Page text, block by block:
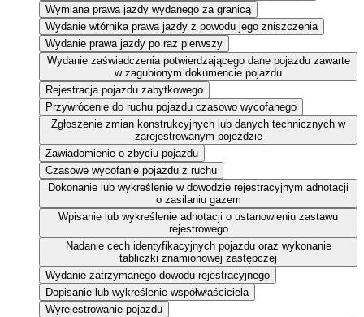
Wymiana prawa jazdy wydanego za granicą
Wydanie wtórnika prawa jazdy z powodu jego zniszczenia
Wydanie prawa jazdy po raz pierwszy
Wydanie zaświadczenia potwierdzającego dane pojazdu zawarte
w zagubionym dokumencie pojazdu
Rejestracja pojazdu zabytkowego
Przywrócenie do ruchu pojazdu czasowo wycofanego
Zgłoszenie zmian konstrukcyjnych lub danych technicznych w
zarejestrowanym pojeździe
Zawiadomienie o zbyciu pojazdu
Czasowe wycofanie pojazdu z ruchu
Dokonanie lub wykreślenie w dowodzie rejestracyjnym adnotacji
o zasilaniu gazem
Wpisanie lub wykreślenie adnotacji o ustanowieniu zastawu
rejestrowego
Nadanie cech identyfikacyjnych pojazdu oraz wykonanie
tabliczki znamionowej zastępczej
Wydanie zatrzymanego dowodu rejestracyjnego
Dopisanie lub wykreślenie współwłaściciela
Wyrejestrowanie pojazdu